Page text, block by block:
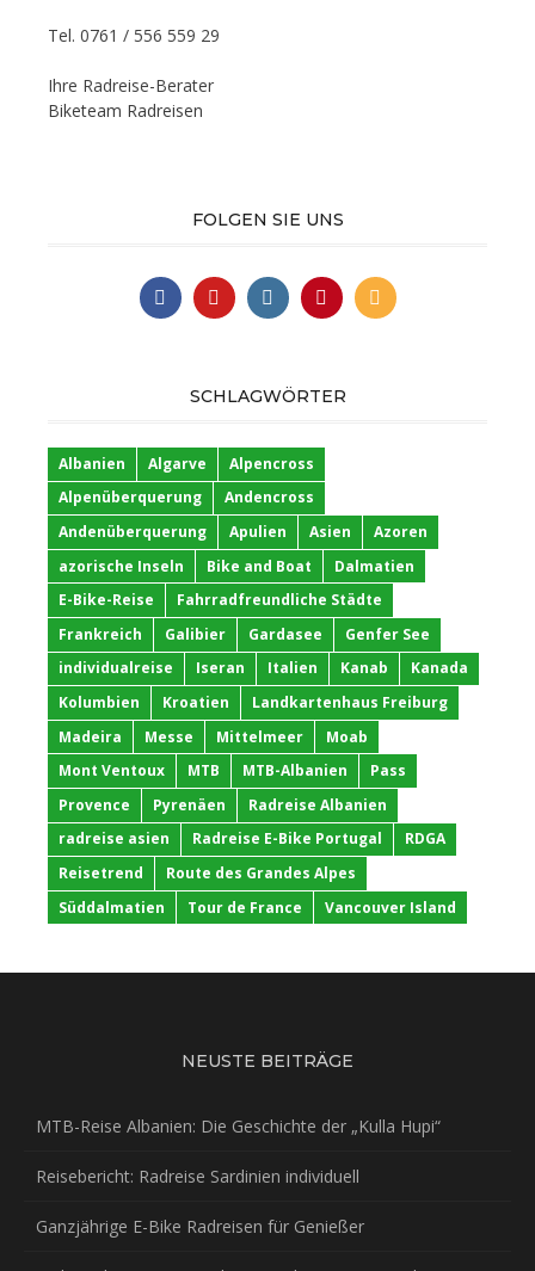
Tel. 0761 / 556 559 29
Ihre Radreise-Berater
Biketeam Radreisen
FOLGEN SIE UNS
SCHLAGWÖRTER
Albanien Algarve
Alpencross
Alpenüberquerung
Andencross
Andenüberquerung
Apulien Asien
Azoren
azorische Inseln
Bike and Boat
Dalmatien
E-Bike-Reise
Fahrradfreundliche Städte
Frankreich
Galibier Gardasee
Genfer See
individualreise
Iseran Italien Kanab
Kanada
Kolumbien
Kroatien
Landkartenhaus Freiburg
Madeira
Messe Mittelmeer
Moab
Mont Ventoux
MTB MTB-Albanien
Pass
Provence
Pyrenäen
Radreise Albanien
radreise asien
Radreise E-Bike Portugal
RDGA
Reisetrend
Route des Grandes Alpes
Süddalmatien
Tour de France Vancouver Island
NEUSTE BEITRÄGE
MTB-Reise Albanien: Die Geschichte der „Kulla Hupi“
Reisebericht: Radreise Sardinien individuell
Ganzjährige E-Bike Radreisen für Genießer